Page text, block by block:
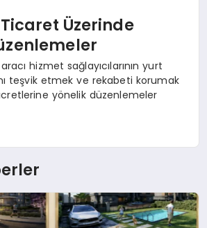
Üzerinde
hizmet sağlayıcılarının yurt
teşvik etmek ve rekabeti korumak
yönelik düzenlemeler